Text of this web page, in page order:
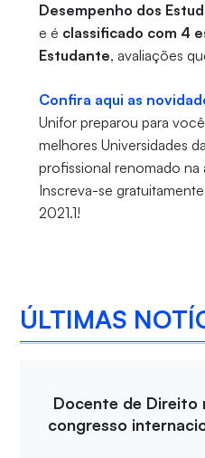
Desempenho dos
e é classificado com 4
Estudante, avaliações
Confira aqui as
Unifor preparou para
melhores Universidades
profissional renomado na
Inscreva-se
2021.1!
ÚLTIMAS
Docente de Direito
congresso